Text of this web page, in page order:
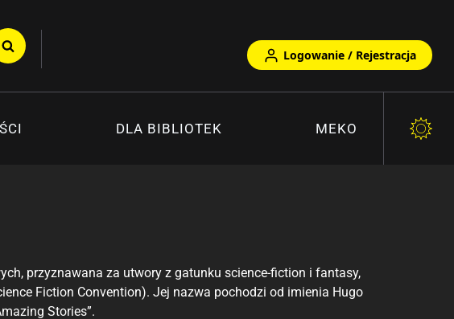
Logowanie / Rejestracja
DLA BIBLIOTEK MEKO
przyznawana za utwory z gatunku science-fiction i fantasy,
Fiction Convention). Jej nazwa pochodzi od imienia Hugo
Stories”.